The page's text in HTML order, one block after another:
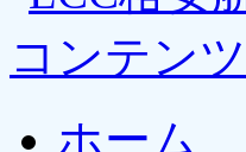
コンテン
ホーム